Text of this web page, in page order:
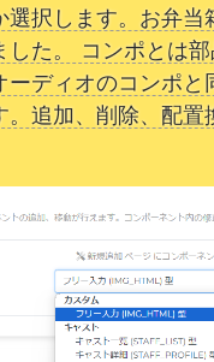
で運用しやすい機能
引き続きカムスタを
内
スタをご利用いただ
このたび、「シ
選択します。お弁当
した。 コンポとは部
ーディオのコンポと
。追加、削除、配置